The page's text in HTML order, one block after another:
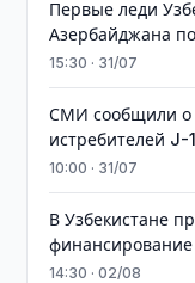
Первые леди
Азербайджана
15:30 · 31/07
СМИ сообщили о
истребителей J-
10:00 · 31/07
В Узбекистане
финансирование
14:30 · 02/08